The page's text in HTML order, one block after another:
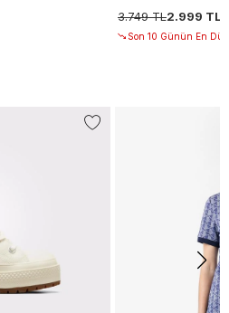
3.749 TL2.999 TL
Son 10 Günün En